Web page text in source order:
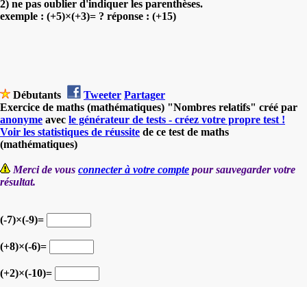
2) ne pas oublier d'indiquer les parenthèses.
exemple : (+5)×(+3)= ? réponse : (+15)
Débutants Tweeter Partager
Exercice de maths (mathématiques) "Nombres relatifs" créé par
anonyme avec le générateur de tests - créez votre propre test !
Voir les statistiques de réussite de ce test de maths
(mathématiques)
Merci de vous connecter à votre compte pour sauvegarder votre
résultat.
(-7)×(-9)=
(+8)×(-6)=
(+2)×(-10)=